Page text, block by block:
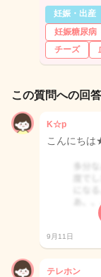
妊娠・出産
妊娠糖尿病
チーズ
この質問への回答
K☆p
こんにちは
9月11日
テレホン